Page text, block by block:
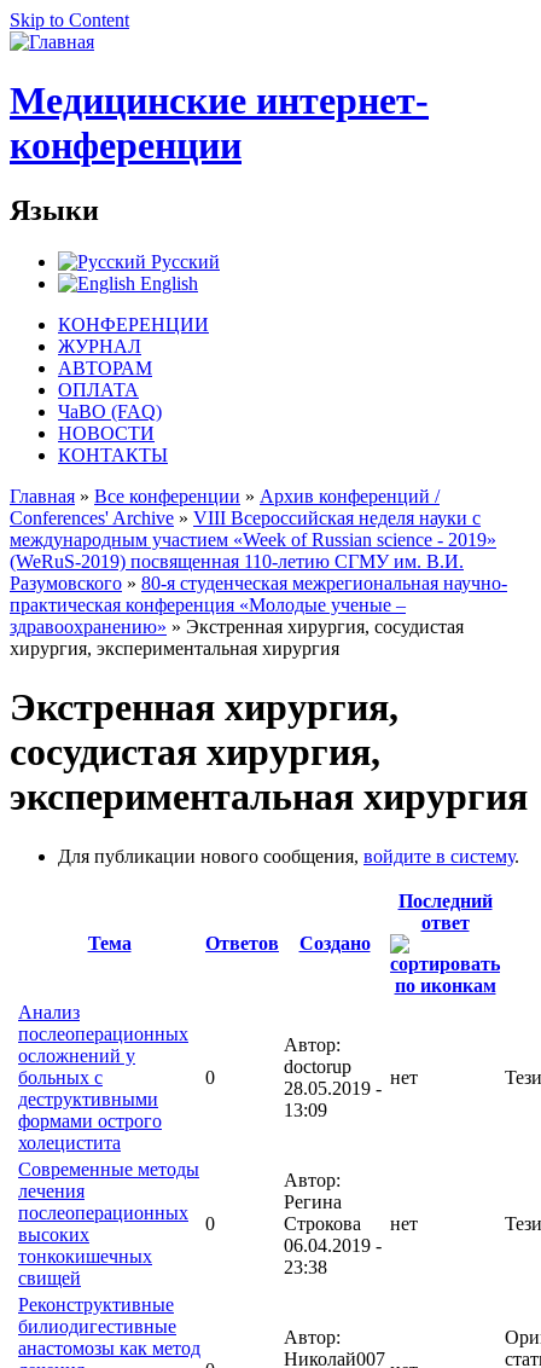
Skip to Content
Медицинские интернет-
конференции
Языки
Русский
English
КОНФЕРЕНЦИИ
ЖУРНАЛ
АВТОРАМ
ОПЛАТА
ЧаВО (FAQ)
НОВОСТИ
КОНТАКТЫ
Главная » Все конференции » Архив конференций /
Conferences' Archive » VIII Всероссийская неделя науки с
международным участием «Week of Russian science - 2019»
(WeRuS-2019) посвященная 110-летию СГМУ им. В.И.
Разумовского » 80-я студенческая межрегиональная научно-
практическая конференция «Молодые ученые –
здравоохранению» » Экстренная хирургия, сосудистая
хирургия, экспериментальная хирургия
Экстренная хирургия,
сосудистая хирургия,
экспериментальная хирургия
Для публикации нового сообщения, войдите в систему.
Тема Ответов Создано
Последний
ответ
Анализ
послеоперационных
осложнений у
больных с
деструктивными
формами острого
холецистита
0
Автор:
doctorup
28.05.2019 -
13:09
нет
Современные методы
лечения
послеоперационных
высоких
тонкокишечных
свищей
0
Автор:
Регина
Строкова
06.04.2019 -
23:38
нет
Реконструктивные
билиодигестивные
анастомозы как метод
Автор:
Николай007